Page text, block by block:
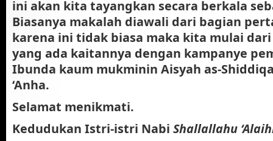
ini akan kita tayangkan secara berkala
Biasanya makalah diawali dari bagian
karena ini tidak biasa maka kita mulai
yang ada kaitannya dengan kampanye
Ibunda kaum mukminin Aisyah as-
‘Anha.
Selamat menikmati.
Kedudukan Istri-istri Nabi Shallallahu